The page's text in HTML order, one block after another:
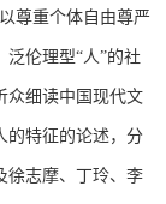
尊重个体自由尊严
伦理型“人”的社
众细读中国现代文
的特征的论述，分
徐志摩、丁玲、李